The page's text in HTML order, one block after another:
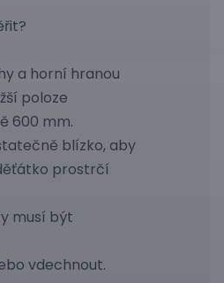
a horní hranou
poloze
600 mm.
blízko, aby
prostrčí
musí být
vdechnout.